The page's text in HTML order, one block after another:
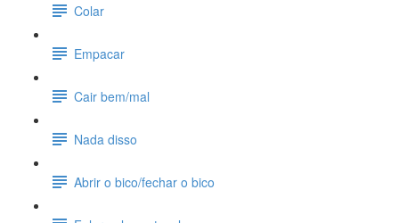
Colar
Empacar
Cair bem/mal
Nada disso
Abrir o bico/fechar o bico